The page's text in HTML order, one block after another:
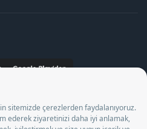
ve Danışmanlık A.Ş. Özel İstihdam